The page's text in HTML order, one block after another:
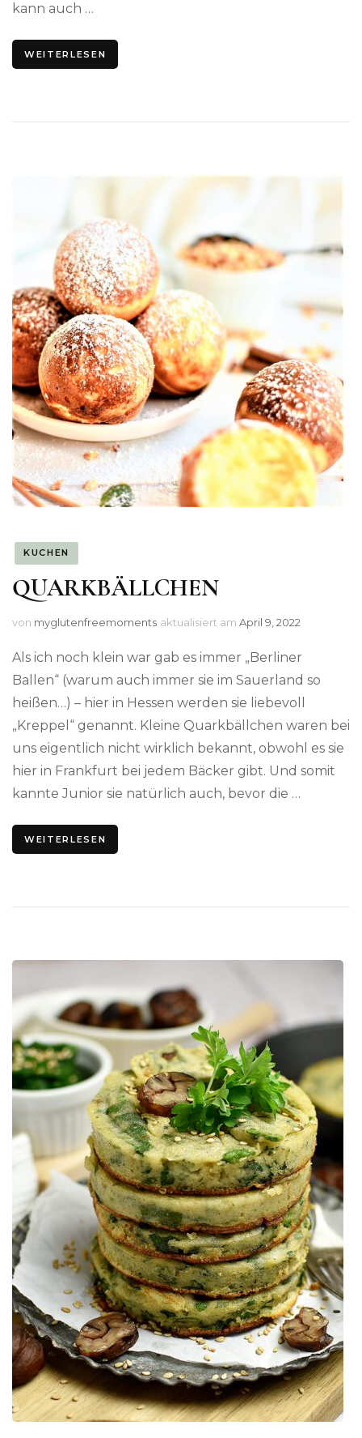
kann auch …
WEITERLESEN
KUCHEN
QUARKBÄLLCHEN
von myglutenfreemoments aktualisiert am April 9, 2022
Als ich noch klein war gab es immer „Berliner
Ballen“ (warum auch immer sie im Sauerland so
heißen…) – hier in Hessen werden sie liebevoll
„Kreppel“ genannt. Kleine Quarkbällchen waren bei
uns eigentlich nicht wirklich bekannt, obwohl es sie
hier in Frankfurt bei jedem Bäcker gibt. Und somit
kannte Junior sie natürlich auch, bevor die …
WEITERLESEN